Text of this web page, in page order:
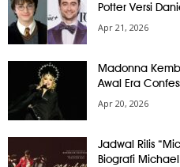
Potter Versi
Apr 21, 2026
Madonna
Awal Era
Apr 20, 2026
Jadwal Rilis
Biografi